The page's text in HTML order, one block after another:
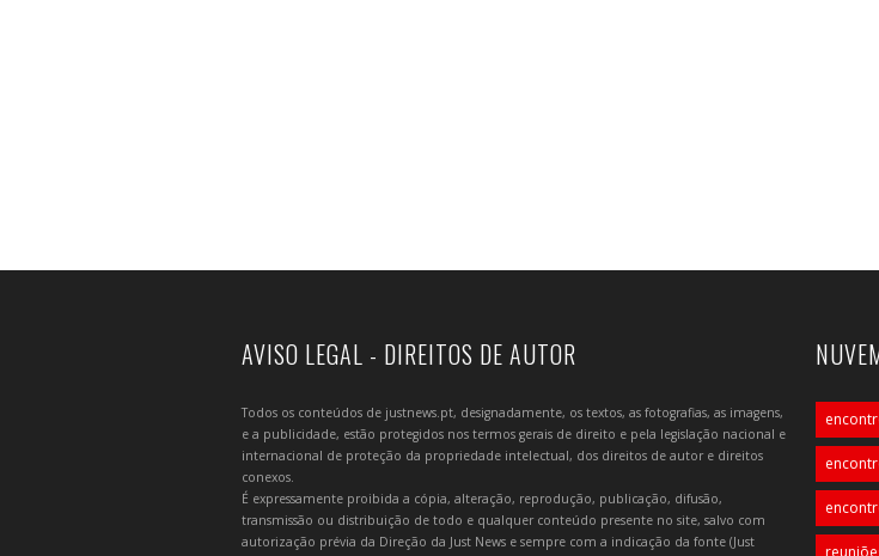
AVISO LEGAL - DIREITOS DE AUTOR
Todos os conteúdos de justnews.pt, designadamente, os textos, as fotografias, as imagens,
e a publicidade, estão protegidos nos termos gerais de direito e pela legislação nacional e
internacional de proteção da propriedade intelectual, dos direitos de autor e direitos
conexos.
É expressamente proibida a cópia, alteração, reprodução, publicação, difusão,
transmissão ou distribuição de todo e qualquer conteúdo presente no site, salvo com
autorização prévia da Direção da Just News e sempre com a indicação da fonte (Just